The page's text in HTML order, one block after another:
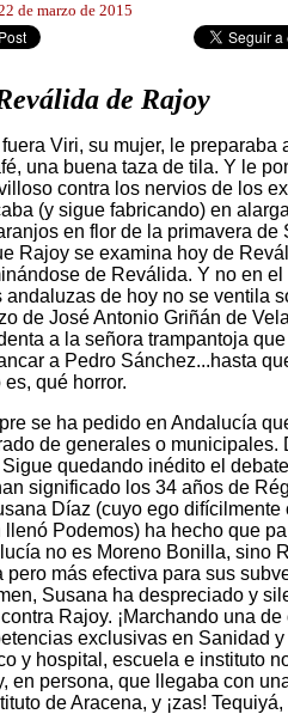
de marzo de 2015
de Rajoy
Viri, su mujer, le
una buena taza de tila. Y le
contra los nervios de los
(y sigue fabricando) en
en flor de la primavera
Rajoy se examina hoy de
de Reválida. Y no en
andaluzas de hoy no se ventila
de José Antonio Griñán de
a la señora trampantoja
a Pedro Sánchez...hasta
es, qué horror.
se ha pedido en Andalucía
de generales o
Sigue quedando inédito el
significado los 34 años de
Díaz (cuyo ego
llenó Podemos) ha hecho que
no es Moreno Bonilla, sino
pero más efectiva para sus
Susana ha despreciado y
contra Rajoy. ¡Marchando una
exclusivas en Sanidad
y hospital, escuela e instituto
en persona, que llegaba con
de Aracena, y ¡zas!